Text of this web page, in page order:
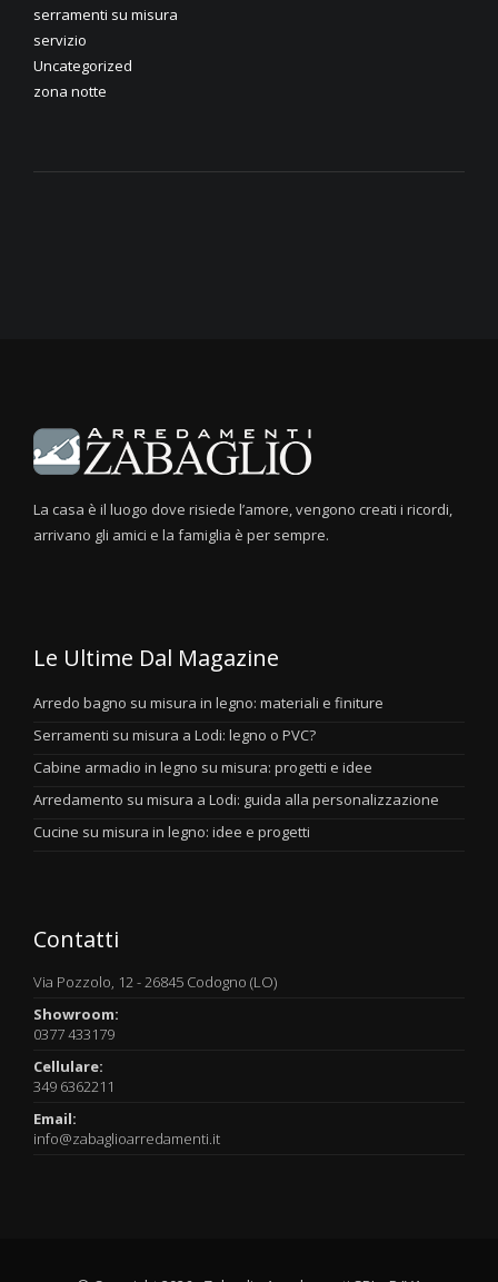
serramenti su misura
servizio
Uncategorized
zona notte
La casa è il luogo dove risiede l’amore, vengono creati i ricordi,
arrivano gli amici e la famiglia è per sempre.
Le Ultime Dal Magazine
Arredo bagno su misura in legno: materiali e finiture
Serramenti su misura a Lodi: legno o PVC?
Cabine armadio in legno su misura: progetti e idee
Arredamento su misura a Lodi: guida alla personalizzazione
Cucine su misura in legno: idee e progetti
Contatti
Via Pozzolo, 12 - 26845 Codogno (LO)
Showroom:
0377 433179
Cellulare:
349 6362211
Email:
info@zabaglioarredamenti.it